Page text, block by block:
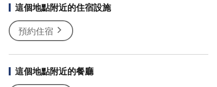
這個地點附近的住宿設施
預約住宿
這個地點附近的餐廳